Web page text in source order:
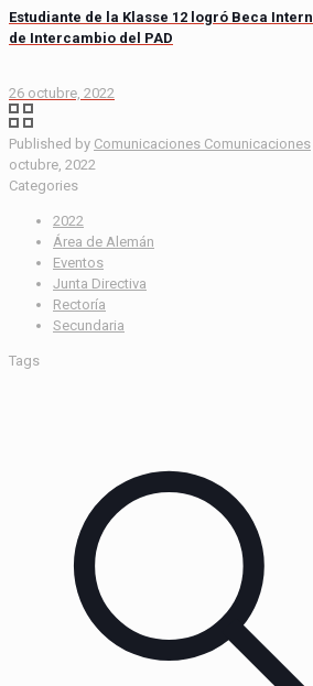
Estudiante de la Klasse 12 logró Beca
de Intercambio del PAD
26 octubre, 2022
Published by Comunicaciones Comunicaciones
octubre, 2022
Categories
2022
Área de Alemán
Eventos
Junta Directiva
Rectoría
Secundaria
Tags